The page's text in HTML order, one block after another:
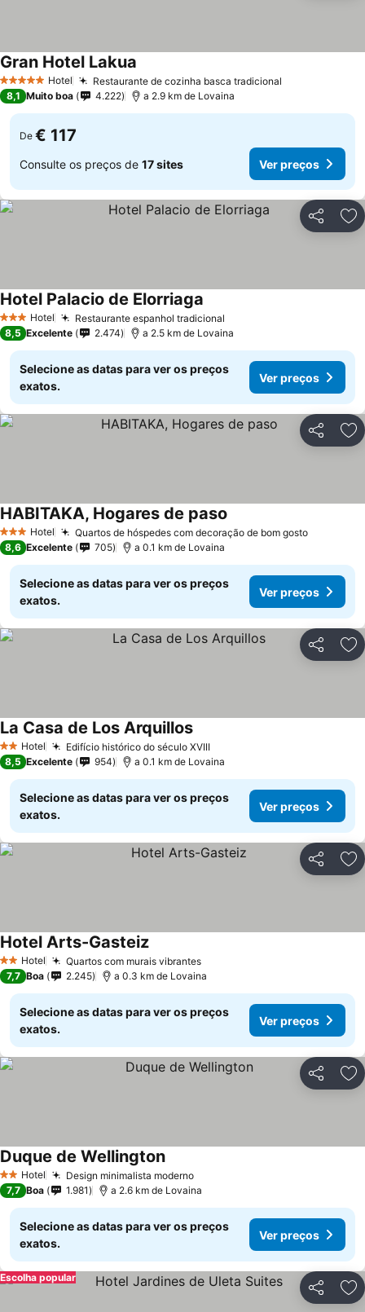
5 Estrelas Hotel Restaurante de cozinha basca tradicional
Gran Hotel Lakua
8,1 Muito boa 4.222 a 2.9 km de Lovaina
De € 117
Consulte os preços de 17 sites Ver preços
Partilhar
3 EstrelasHotel Restaurante espanhol tradicional
Hotel Palacio de Elorriaga
8,5 Excelente 2.474 a 2.5 km de Lovaina
Selecione as datas para ver os preços
exatos.
Ver preços
Partilhar
3 EstrelasHotel Quartos de hóspedes com decoração de bom gosto
HABITAKA, Hogares de paso
8,6 Excelente 705 a 0.1 km de Lovaina
Selecione as datas para ver os preços
exatos.
Ver preços
Partilhar
2 Estrelas
Hotel Edifício histórico do século XVIII
La Casa de Los Arquillos
8,5 Excelente 954 a 0.1 km de Lovaina
Selecione as datas para ver os preços
exatos.
Ver preços
Partilhar
2 Estrelas
Hotel Quartos com murais vibrantes
Hotel Arts-Gasteiz
7,7 Boa 2.245 a 0.3 km de Lovaina
Selecione as datas para ver os preços
exatos.
Ver preços
Partilhar
2 Estrelas
Hotel Design minimalista moderno
Duque de Wellington
7,7 Boa 1.981 a 2.6 km de Lovaina
Selecione as datas para ver os preços
exatos.
Ver preços
Partilhar
Escolha popular